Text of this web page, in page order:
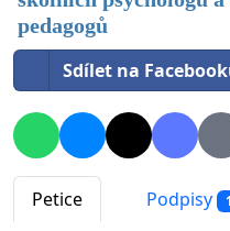
pedagogů
Sdílet na
Petice Podpisy